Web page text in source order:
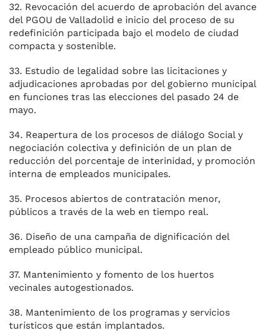
32. Revocación del acuerdo de aprobación del avance
del PGOU de Valladolid e inicio del proceso de su
redefinición participada bajo el modelo de ciudad
compacta y sostenible.
33. Estudio de legalidad sobre las licitaciones y
adjudicaciones aprobadas por del gobierno municipal
en funciones tras las elecciones del pasado 24 de
mayo.
34. Reapertura de los procesos de diálogo Social y
negociación colectiva y definición de un plan de
reducción del porcentaje de interinidad, y promoción
interna de empleados municipales.
35. Procesos abiertos de contratación menor,
públicos a través de la web en tiempo real.
36. Diseño de una campaña de dignificación del
empleado público municipal.
37. Mantenimiento y fomento de los huertos
vecinales autogestionados.
38. Mantenimiento de los programas y servicios
turísticos que están implantados.